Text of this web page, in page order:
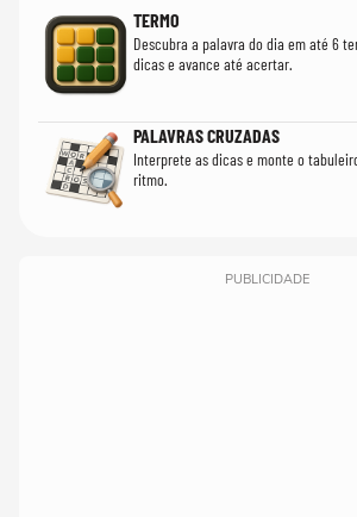
TERMO
Descubra a palavra do dia em até 6
dicas e avance até acertar.
PALAVRAS CRUZADAS
Interprete as dicas e monte o
ritmo.
PUBLICIDADE